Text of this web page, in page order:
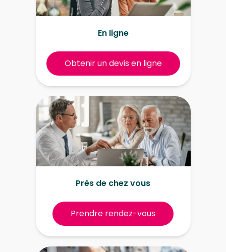
En ligne
Obtenir un devis en ligne
Près de chez vous
Prendre rendez-vous